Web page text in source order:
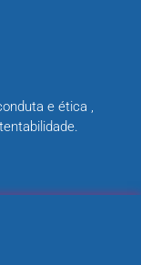
e ética ,